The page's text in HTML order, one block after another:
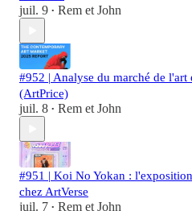
juil. 9 • Rem et John
#952 | Analyse du marché de
(ArtPrice)
juil. 8 • Rem et John
#951 | Koi No Yokan :
chez ArtVerse
juil. 7 • Rem et John